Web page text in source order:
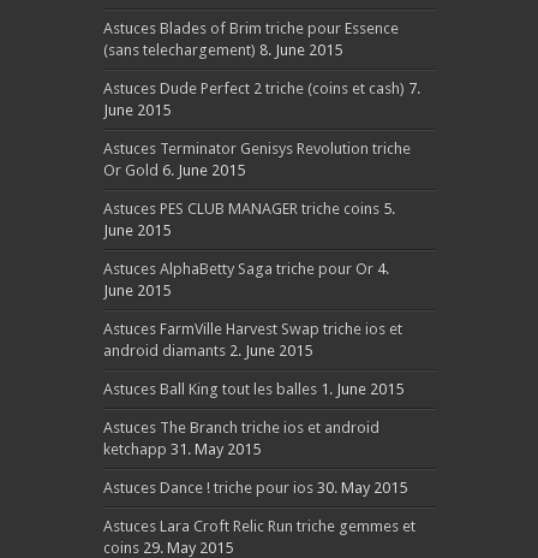
Astuces Blades of Brim triche pour Essence
(sans telechargement) 8. June 2015
Astuces Dude Perfect 2 triche (coins et cash) 7.
June 2015
Astuces Terminator Genisys Revolution triche
Or Gold 6. June 2015
Astuces PES CLUB MANAGER triche coins 5.
June 2015
Astuces AlphaBetty Saga triche pour Or 4.
June 2015
Astuces FarmVille Harvest Swap triche ios et
android diamants 2. June 2015
Astuces Ball King tout les balles 1. June 2015
Astuces The Branch triche ios et android
ketchapp 31. May 2015
Astuces Dance ! triche pour ios 30. May 2015
Astuces Lara Croft Relic Run triche gemmes et
coins 29. May 2015